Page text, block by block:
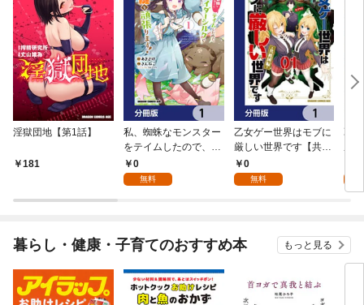
淫獄団地【第1話】
181
私、蜘蛛なモンスター
をテイムしたので、ス
パイダーシルクで裁縫
を頑張ります！【分冊
0
無料
乙女ゲー世界はモブに
厳しい世界です【共和
国編】【分冊版】 1
0
無料
乙
暮らし・健康・子育てのおすすめ本 もっと見る